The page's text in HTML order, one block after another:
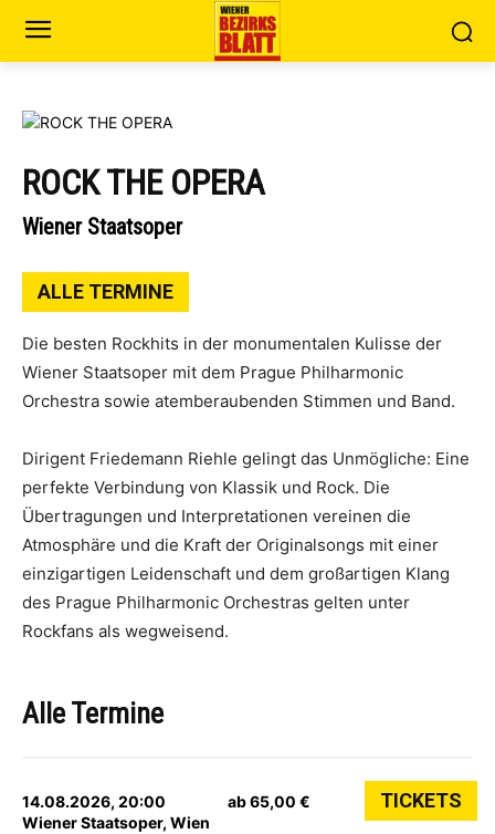
ROCK THE OPERA
Wiener Staatsoper
ALLE TERMINE
Die besten Rockhits in der monumentalen Kulisse der
Wiener Staatsoper mit dem Prague Philharmonic
Orchestra sowie atemberaubenden Stimmen und Band.
Dirigent Friedemann Riehle gelingt das Unmögliche: Eine
perfekte Verbindung von Klassik und Rock. Die
Übertragungen und Interpretationen vereinen die
Atmosphäre und die Kraft der Originalsongs mit einer
einzigartigen Leidenschaft und dem großartigen Klang
des Prague Philharmonic Orchestras gelten unter
Rockfans als wegweisend.
Alle Termine
14.08.2026, 20:00
Wiener Staatsoper, Wien
ab 65,00 € TICKETS